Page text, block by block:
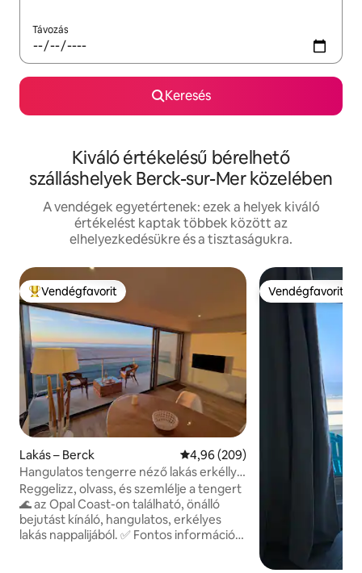
Távozás
Keresés
Kiváló értékelésű bérelhető
szálláshelyek Berck-sur-Mer közelében
A vendégek egyetértenek: ezek a helyek kiváló
értékelést kaptak többek között az
elhelyezkedésükre és a tisztaságukra.
Kiemelt vendégfavorit
Vendégfavorit
Lakás – Berck Átlagos értékelés: 5/4,96, 209
4,96 (209)
Hangulatos tengerre néző lakás erkéllyel
és garázzsal
Reggelizz, olvass, és szemlélje a tengert
🌊 az Opal Coast-on található, önálló
bejutást kínáló, hangulatos, erkélyes
lakás nappalijából. ✅ Fontos információk
Vendégfavorit
Vendégfavorit